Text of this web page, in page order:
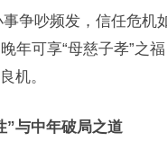
争吵频发，信任危机
年可享“母慈子孝”之
机。
”与中年破局之道